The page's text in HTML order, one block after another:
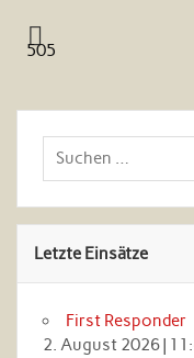
505
Letzte Einsätze
First Responder
2. August 2026|